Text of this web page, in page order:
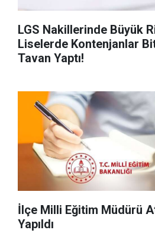
LGS Nakillerinde Büyük
Liselerde Kontenjanlar
Tavan Yaptı!
İlçe Milli Eğitim Müdürü
Yapıldı